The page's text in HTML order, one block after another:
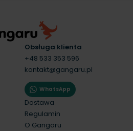
Obsługa klienta
+48 533 353 596
kontakt@gangaru.pl
WhatsApp
Dostawa
Regulamin
O Gangaru